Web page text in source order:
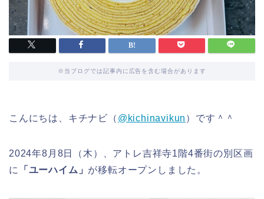
※当ブログでは記事内に広告を含む場合があります
こんにちは、キチナビ（ @kichinavikun ）です＾＾
2024年8月8日（木）、アトレ吉祥寺1階4番街の別区画
に
「ユーハイム」 が移転オープンしました。